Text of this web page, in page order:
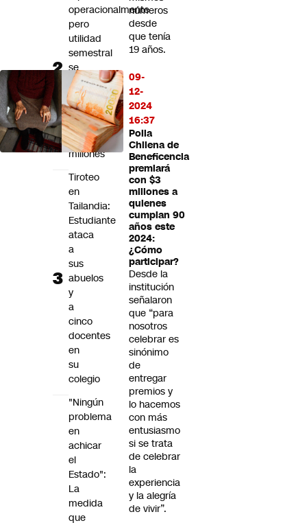
números
desde
que tenía
19 años.
09-
12-
2024
16:37
Polla
Chilena de
Beneficencia
premiará
con $3
millones a
quienes
cumplan 90
años este
2024:
¿Cómo
participar?
Desde la
institución
señalaron
que “para
nosotros
celebrar es
sinónimo
de
entregar
premios y
lo hacemos
con más
entusiasmo
si se trata
de celebrar
la
experiencia
y la alegría
de vivir”.
operacionalmente
pero
utilidad
semestral
se
hunde
74%
hasta
US$
33
millones
Tiroteo
en
Tailandia:
Estudiante
ataca
a
sus
abuelos
y
a
cinco
docentes
en
su
colegio
"Ningún
problema
en
achicar
el
Estado":
La
medida
que